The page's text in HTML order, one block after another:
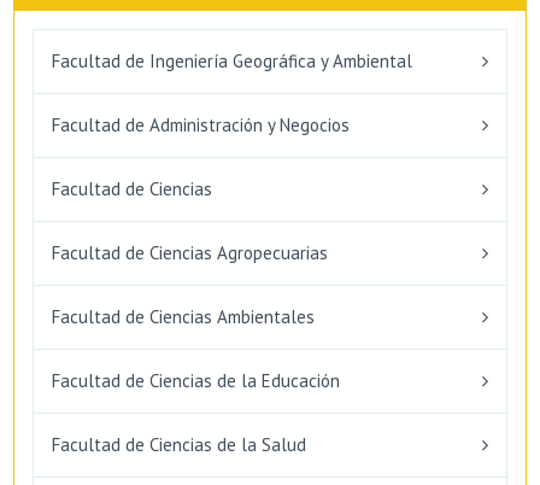
Facultad de Ingeniería Geográfica y Ambiental
Facultad de Administración y Negocios
Facultad de Ciencias
Facultad de Ciencias Agropecuarias
Facultad de Ciencias Ambientales
Facultad de Ciencias de la Educación
Facultad de Ciencias de la Salud